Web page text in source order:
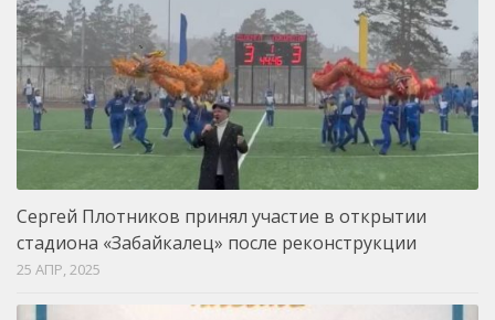
Сергей Плотников принял участие в открытии
стадиона «Забайкалец» после реконструкции
25 АПР, 2025